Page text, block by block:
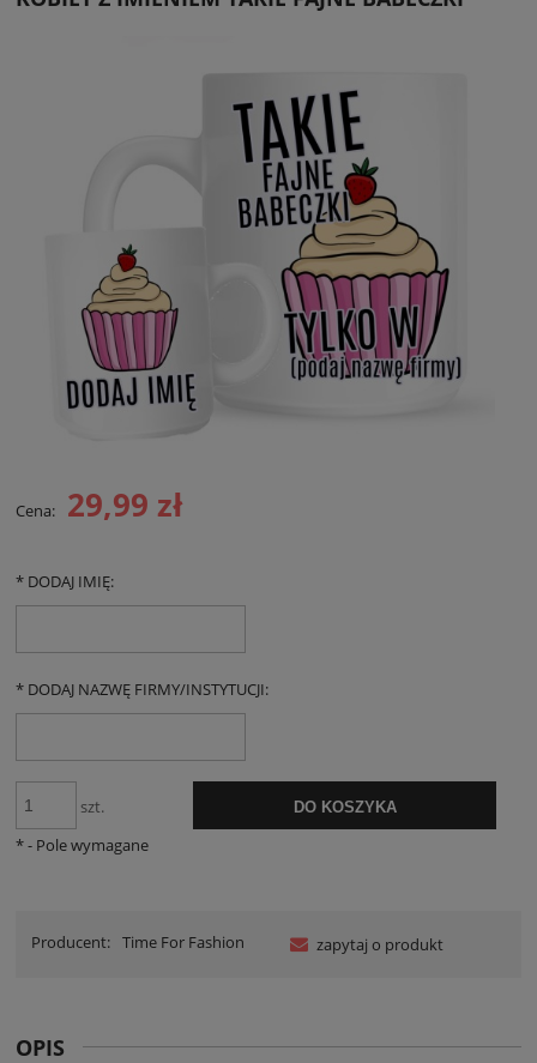
Cena: 29,99 zł
* DODAJ IMIĘ:
* DODAJ NAZWĘ FIRMY/INSTYTUCJI:
szt. DO KOSZYKA
*- Pole wymagane
Producent: Time For Fashion zapytaj o produkt
OPIS